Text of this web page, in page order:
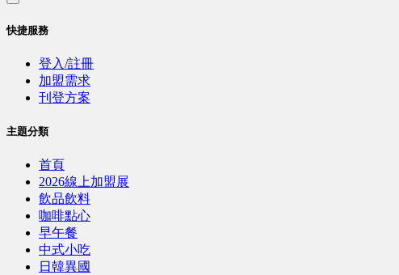
快捷服務
登入/註冊
加盟需求
刊登方案
主題分類
首頁
2026線上加盟展
飲品飲料
咖啡點心
早午餐
中式小吃
日韓異國